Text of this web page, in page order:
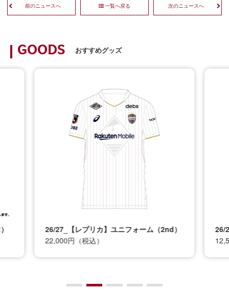
前のニュースへ 一覧へ戻る 次のニュースへ
GOODS おすすめグッズ
26/27_【レプリカ】ユニフォーム（2nd）
22,000円（税込）
26/